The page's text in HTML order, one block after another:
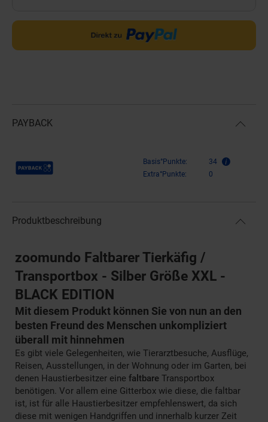
PAYBACK
Payback Punkte Basis°Punkte:
34
Extra°Punkte:
0
Produktbeschreibung
zoomundo Faltbarer Tierkäfig /
Transportbox - Silber Größe XXL -
BLACK EDITION
Mit diesem Produkt können Sie von nun an den
besten Freund des Menschen unkompliziert
überall mit hinnehmen
Es gibt viele Gelegenheiten, wie Tierarztbesuche, Ausflüge,
Reisen, Ausstellungen, in der Wohnung oder im Garten, bei
denen Haustierbesitzer eine faltbare Transportbox
benötigen. Vor allem eine Gitterbox wie diese, die faltbar
ist, ist für alle Haustierbesitzer empfehlenswert, da sich
diese mit wenigen Handgriffen und innerhalb kurzer Zeit